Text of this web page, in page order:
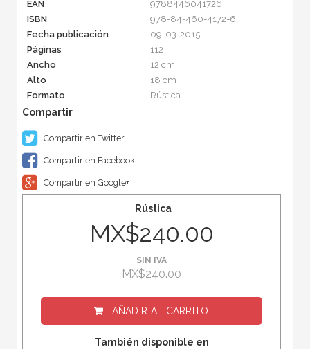
EAN
9788446041726
ISBN
978-84-460-4172-6
Fecha publicación
09-03-2015
Páginas
112
Ancho
12 cm
Alto
18 cm
Formato
Rústica
Compartir en Twitter
Compartir en Facebook
Compartir en Google+
Rústica
MX$240.00
SIN IVA
MX$240.00
AÑADIR AL CARRITO
También disponible en